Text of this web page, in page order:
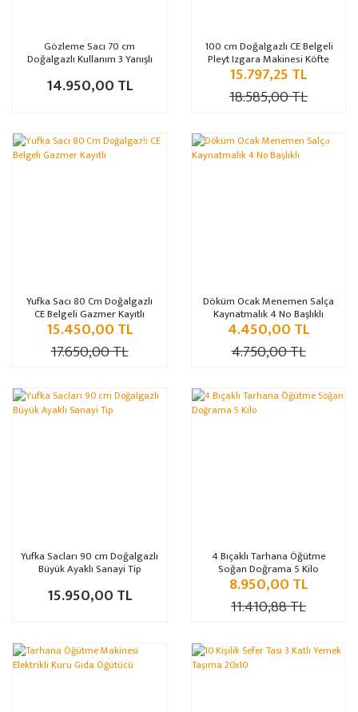
Gözleme Sacı 70 cm
Doğalgazlı Kullanım 3 Yanışlı
14.950,00 TL
100 cm Doğalgazlı CE Belgeli
Pleyt Izgara Makinesi Köfte
Hamburger Pişirme
15.797,25 TL
18.585,00 TL
%12
Yufka Sacı 80 Cm Doğalgazlı
CE Belgeli Gazmer Kayıtlı
15.450,00 TL
17.650,00 TL
%6
Döküm Ocak Menemen Salça
Kaynatmalık 4 No Başlıklı
4.450,00 TL
4.750,00 TL
Yufka Sacları 90 cm Doğalgazlı
Büyük Ayaklı Sanayi Tip
15.950,00 TL
%22
4 Bıçaklı Tarhana Öğütme
Soğan Doğrama 5 Kilo
8.950,00 TL
11.410,88 TL
%15